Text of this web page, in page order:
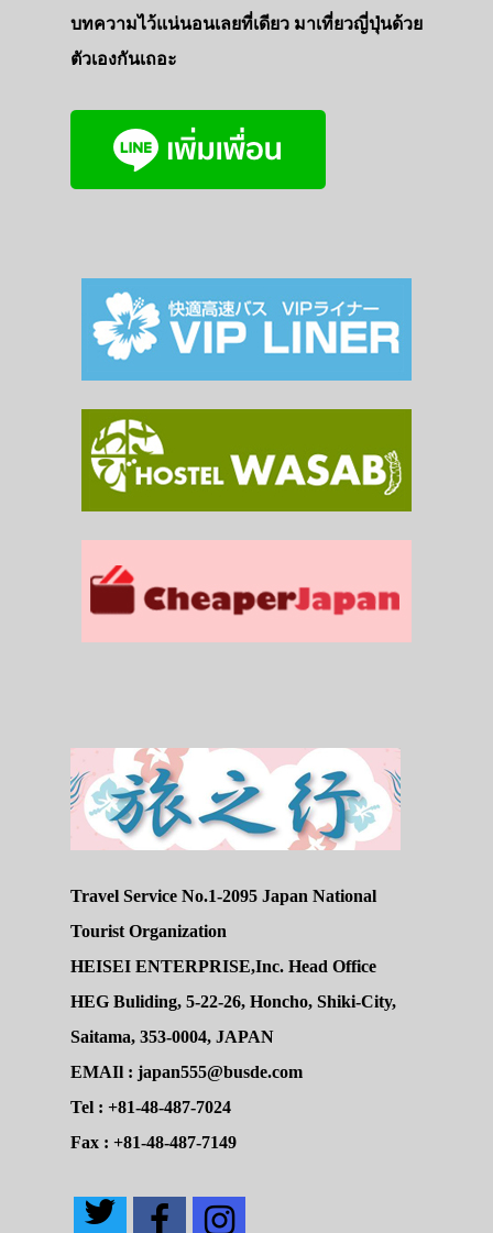
บทความไว้แน่นอนเลยที่เดียว มาเที่ยวญี่ปุ่นด้วย
ตัวเองกันเถอะ
Travel Service No.1-2095 Japan National
Tourist Organization
HEISEI ENTERPRISE,Inc. Head Office
HEG Buliding, 5-22-26, Honcho, Shiki-City,
Saitama, 353-0004, JAPAN
EMAIl : japan555@busde.com
Tel : +81-48-487-7024
Fax : +81-48-487-7149